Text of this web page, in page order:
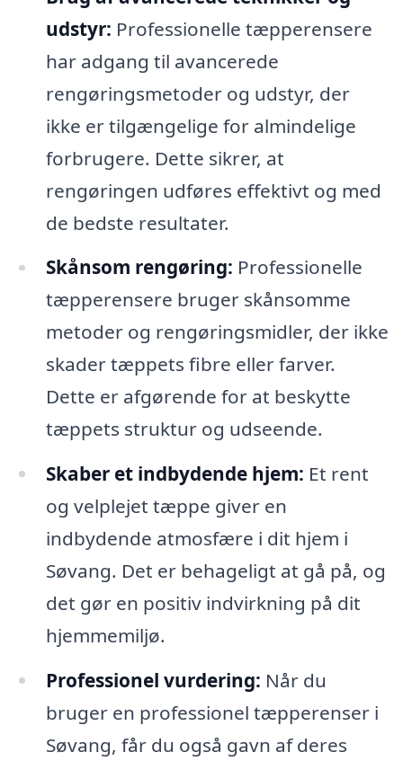
udstyr: Professionelle tæpperensere
har adgang til avancerede
rengøringsmetoder og udstyr, der
ikke er tilgængelige for almindelige
forbrugere. Dette sikrer, at
rengøringen udføres effektivt og med
de bedste resultater.
Skånsom rengøring: Professionelle
tæpperensere bruger skånsomme
metoder og rengøringsmidler, der ikke
skader tæppets fibre eller farver.
Dette er afgørende for at beskytte
tæppets struktur og udseende.
Skaber et indbydende hjem: Et rent
og velplejet tæppe giver en
indbydende atmosfære i dit hjem i
Søvang. Det er behageligt at gå på, og
det gør en positiv indvirkning på dit
hjemmemiljø.
Professionel vurdering: Når du
bruger en professionel tæpperenser i
Søvang, får du også gavn af deres